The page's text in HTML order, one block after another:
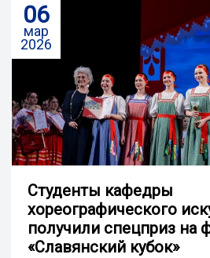
06
мар
2026
Студенты кафедры
хореографического
получили спецприз на
«Славянский кубок»